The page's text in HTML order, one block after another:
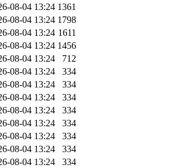
08-04 13:24 1361
08-04 13:24 1798
08-04 13:24 1611
08-04 13:24 1456
08-04 13:24
712
08-04 13:24
334
08-04 13:24
334
08-04 13:24
334
08-04 13:24
334
08-04 13:24
334
08-04 13:24
334
08-04 13:24
334
08-04 13:24
334